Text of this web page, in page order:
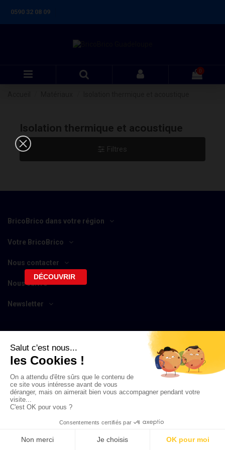
0590 32 08 09
0
Isolation thermique et acoustique
Filtres
BricoBrico dans votre région
Votre BricoBrico
Nous contacter
Nous suivre
Newsletter
Copyright BricoBrico 2020-2024
DÉCOUVRIR